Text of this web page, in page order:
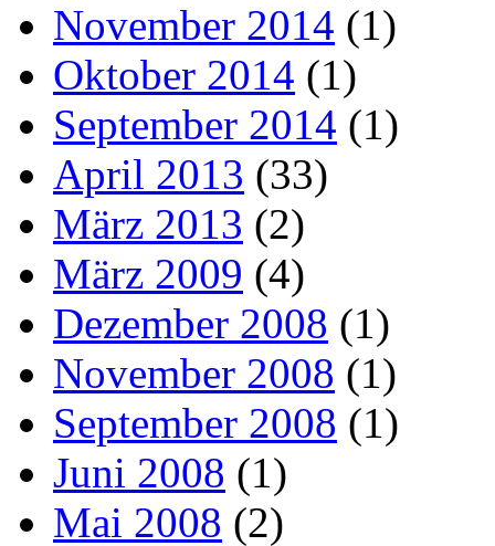
November 2014 (1)
Oktober 2014 (1)
September 2014 (1)
April 2013 (33)
März 2013 (2)
März 2009 (4)
Dezember 2008 (1)
November 2008 (1)
September 2008 (1)
Juni 2008 (1)
Mai 2008 (2)